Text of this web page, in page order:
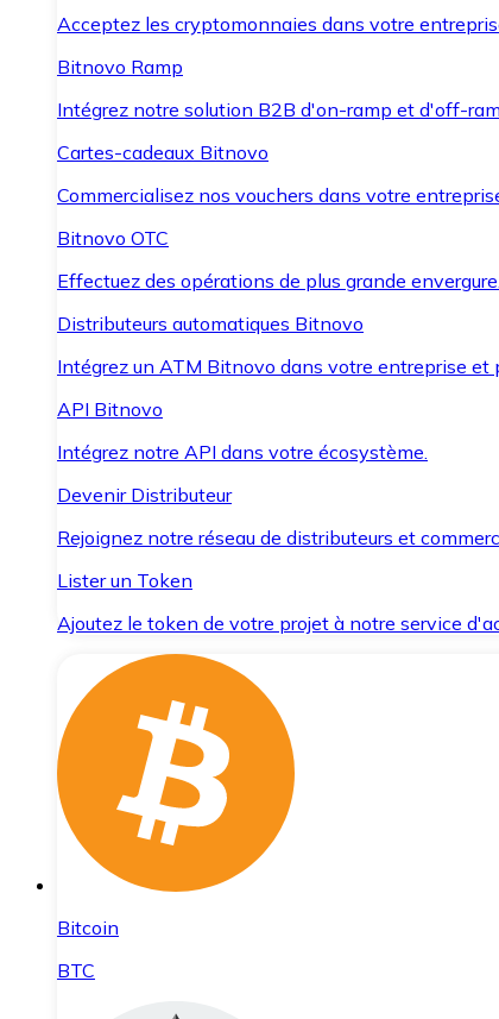
Acceptez les cryptomonnaies dans votre
Bitnovo Ramp
Intégrez notre solution B2B d'on-ramp et d'off-
Cartes-cadeaux Bitnovo
Commercialisez nos vouchers dans votre
Bitnovo OTC
Effectuez des opérations de plus grande
Distributeurs automatiques Bitnovo
Intégrez un ATM Bitnovo dans votre entreprise
API Bitnovo
Intégrez notre API dans votre écosystème.
Devenir Distributeur
Rejoignez notre réseau de distributeurs et
Lister un Token
Ajoutez le token de votre projet à notre service
Bitcoin
BTC